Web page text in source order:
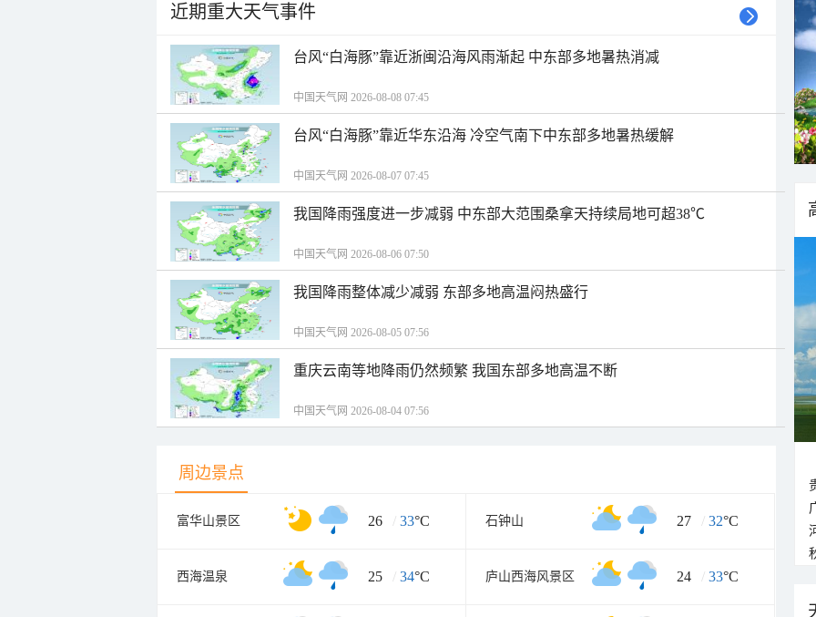
近期重大天气事件
台风“白海豚”靠近浙闽沿海风雨渐起 中东部多地暑热消减
中国天气网 2026-08-08 07:45
台风“白海豚”靠近华东沿海 冷空气南下中东部多地暑热缓解
中国天气网 2026-08-07 07:45
我国降雨强度进一步减弱 中东部大范围桑拿天持续局地可超38℃
中国天气网 2026-08-06 07:50
我国降雨整体减少减弱 东部多地高温闷热盛行
中国天气网 2026-08-05 07:56
重庆云南等地降雨仍然频繁 我国东部多地高温不断
中国天气网 2026-08-04 07:56
周边景点
富华山景区 26 / 33°C 石钟山 27 / 32°C
西海温泉 25 / 34°C 庐山西海风景区 24 / 33°C